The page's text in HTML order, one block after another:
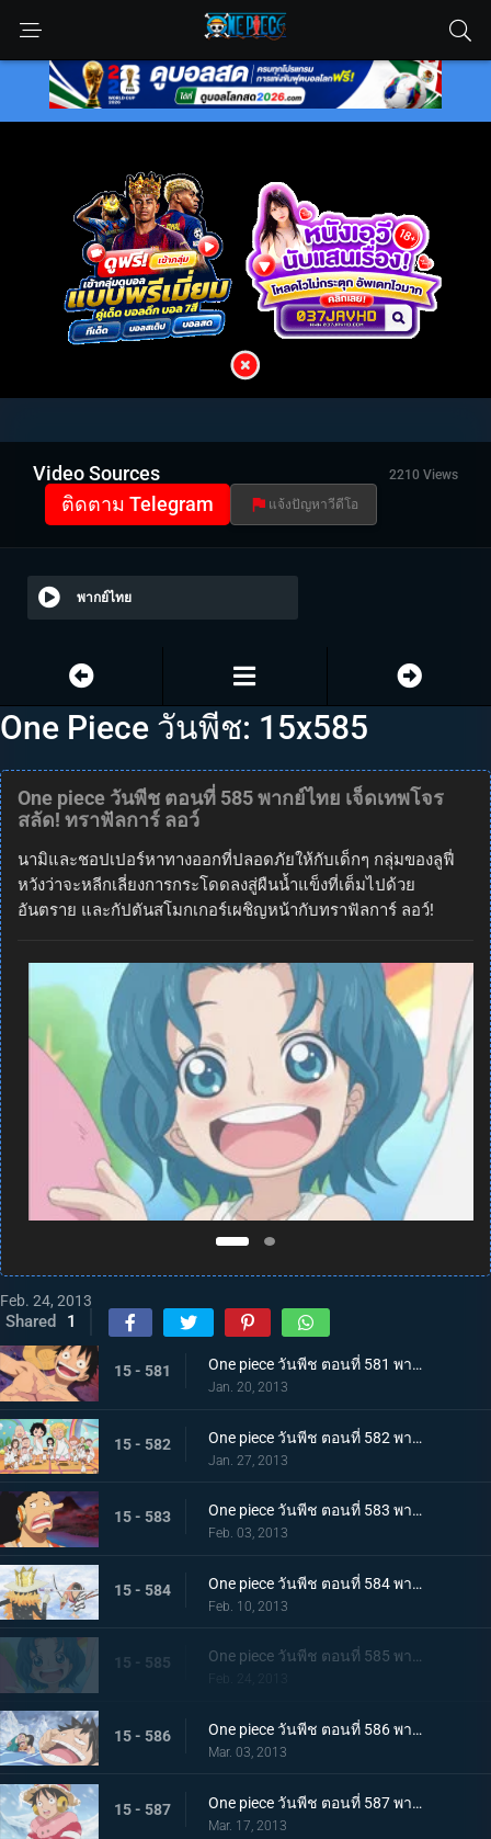
Video Sources 2210 Views
ติดตาม Telegram แจ้งปัญหาวีดีโอ
พากย์ไทย
One Piece วันพีช: 15x585
One piece วันพีช ตอนที่ 585 พากย์ไทย เจ็ดเทพโจร
สลัด! ทราฟัลการ์ ลอว์
นามิและชอปเปอร์หาทางออกที่ปลอดภัยให้กับเด็กๆ กลุ่มของลูฟี่
หวังว่าจะหลีกเลี่ยงการกระโดดลงสู่ผืนน้ำแข็งที่เต็มไปด้วย
อันตราย และกัปตันสโมกเกอร์เผชิญหน้ากับทราฟัลการ์ ลอว์!
Feb. 24, 2013
Shared 1
15 - 581 One piece วันพีช ตอนที่ 581 พากย์ไทย กลุ่มหมวกฟางโกลาหล! ซามูไรมีแต่หัวปรากฏตัว!
Jan. 20, 2013
15 - 582 One piece วันพีช ตอนที่ 582 พากย์ไทย ตะลึง! ความลับของเกาะที่กระจ่างชัดในที่สุด
Jan. 27, 2013
15 - 583 One piece วันพีช ตอนที่ 583 พากย์ไทย ช่วยเหลือพวกเด็กๆ! สงครามพวกพ้อง เปิดฉาก
Feb. 03, 2013
15 - 584 One piece วันพีช ตอนที่ 584 พากย์ไทย การต่อสู้ด้วยดาบ บรู๊ค ปะทะ ลำตัวซามูไรปริศนา
Feb. 10, 2013
15 - 585 One piece วันพีช ตอนที่ 585 พากย์ไทย เจ็ดเทพโจรสลัด! ทราฟัลการ์ ลอว์
15 - 586 One piece วันพีช ตอนที่ 586 พากย์ไทย วิกฤติครั้งใหญ่ ลูฟี่จมทะเลสาบหนาวจัด
Mar. 03, 2013
15 - 587 One piece วันพีช ตอนที่ 587 พากย์ไทย ปะทะรุนแรง! ลอว์ ปะทะ พลเรือโทสโมคเกอร์
Mar. 17, 2013